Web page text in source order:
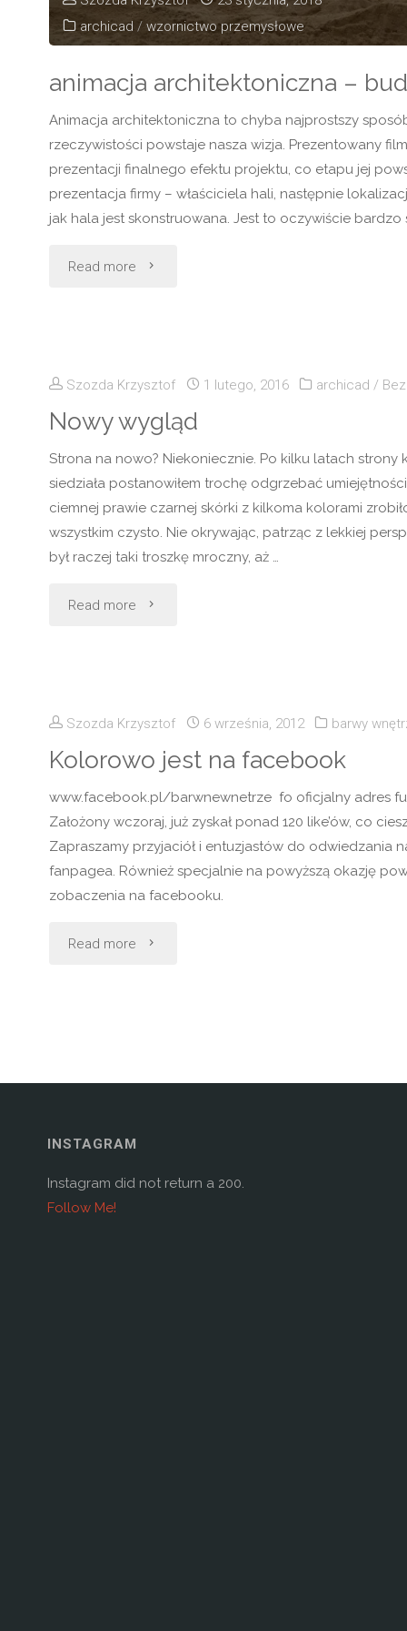
planujemy
już
jak
rozrzucić
kości
nad
nowymi
i
a
wszystko
lepszego
archicad / wzornictwo przemysłowe
animacja architektoniczna –
Animacja architektoniczna to chyba najprostszy
rzeczywistości powstaje nasza wizja. Prezentowany
prezentacji finalnego efektu projektu, co etapu jej
prezentacja firmy – właściciela hali, następnie
jak hala jest skonstruowana. Jest to oczywiście bardzo
Read more "animacja
budowa
hali"
Szozda Krzysztof 1 lutego, 2016 archicad /
Nowy wygląd
Strona na nowo? Niekoniecznie. Po kilku latach strony
siedziała postanowiłem trochę odgrzebać
ciemnej prawie czarnej skórki z kilkoma kolorami
wszystkim czysto. Nie okrywając, patrząc z lekkiej
był raczej taki troszkę mroczny, aż …
Read more "Nowy
Szozda Krzysztof 6 września, 2012 barwy
Kolorowo jest na facebook
www.facebook.pl/barwnewnetrze fo oficjalny adres
Założony wczoraj, już zyskał ponad 120 like’ów, co
Zapraszamy przyjaciół i entuzjastów do odwiedzania
fanpagea. Również specjalnie na powyższą okazję
zobaczenia na facebooku.
Read more "Kolorowo
INSTAGRAM
Instagram did not return a 200.
Follow Me!